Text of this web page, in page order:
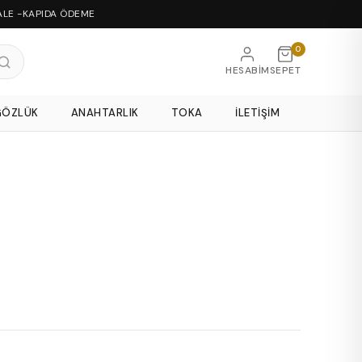
-KAPIDA ÖDEME
HESABIM
0
SEPET
ANAHTARLIK TOKA İLETIŞIM